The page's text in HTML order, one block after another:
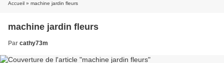
Accueil » machine jardin fleurs
machine jardin fleurs
Par cathy73m